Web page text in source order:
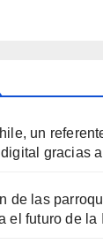
un
gracias
de las
el futuro de la